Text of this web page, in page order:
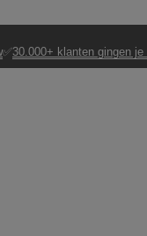
✅30.000+ klanten gingen je